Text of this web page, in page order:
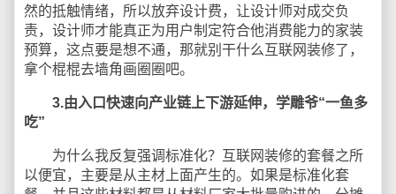
然的抵触情绪，所以放弃设计费，让设计师对成交负
责，设计师才能真正为用户制定符合他消费能力的家装
预算，这点要是想不通，那就别干什么互联网装修了，
拿个棍棍去墙角画圈圈吧。
3.由入口快速向产业链上下游延伸，学雕爷“一鱼多
吃”
为什么我反复强调标准化？互联网装修的套餐之所
以便宜，主要是从主材上面产生的。如果是标准化套